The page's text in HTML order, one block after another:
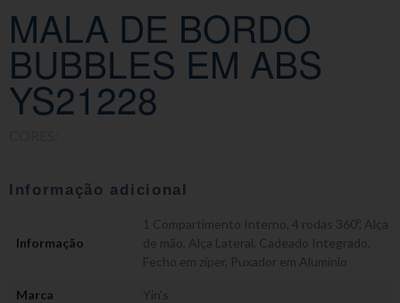
MALA DE BORDO
BUBBLES EM ABS
YS21228
Informação adicional
Informação
1 Compartimento Interno 4 rodas 360º, Alça
de mão Alça Lateral Cadeado Integrado
Fecho em zíper Puxador em Alumínio
Marca Yin's